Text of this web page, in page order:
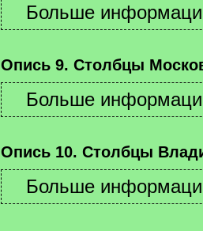
Опись 9. Столбцы
Опись 10. Столбцы